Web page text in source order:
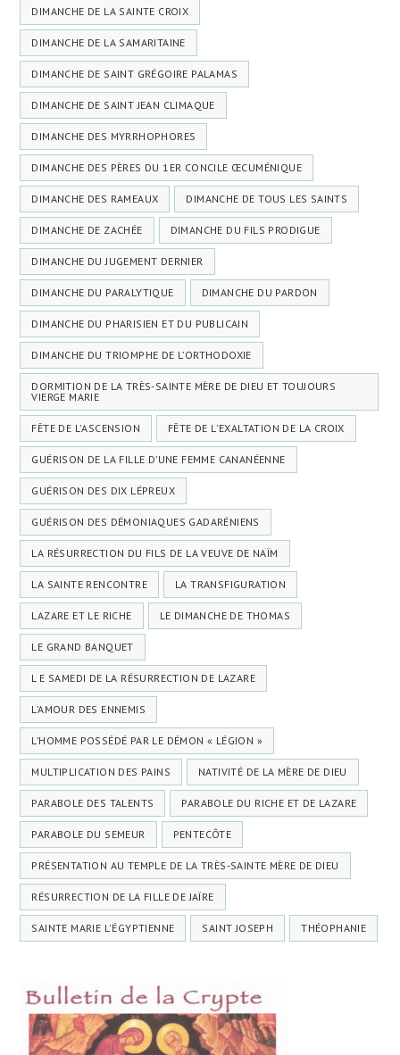
DIMANCHE DE LA SAINTE CROIX
DIMANCHE DE LA SAMARITAINE
DIMANCHE DE SAINT GRÉGOIRE PALAMAS
DIMANCHE DE SAINT JEAN CLIMAQUE
DIMANCHE DES MYRRHOPHORES
DIMANCHE DES PÈRES DU 1ER CONCILE ŒCUMÉNIQUE
DIMANCHE DES RAMEAUX DIMANCHE DE TOUS LES SAINTS
DIMANCHE DE ZACHÉE DIMANCHE DU FILS PRODIGUE
DIMANCHE DU JUGEMENT DERNIER
DIMANCHE DU PARALYTIQUE DIMANCHE DU PARDON
DIMANCHE DU PHARISIEN ET DU PUBLICAIN
DIMANCHE DU TRIOMPHE DE L’ORTHODOXIE
DORMITION DE LA TRÈS-SAINTE MÈRE DE DIEU ET TOUJOURS
VIERGE MARIE
FÊTE DE L'ASCENSION FÊTE DE L'EXALTATION DE LA CROIX
GUÉRISON DE LA FILLE D’UNE FEMME CANANÉENNE
GUÉRISON DES DIX LÉPREUX
GUÉRISON DES DÉMONIAQUES GADARÉNIENS
LA RÉSURRECTION DU FILS DE LA VEUVE DE NAÏM
LA SAINTE RENCONTRE LA TRANSFIGURATION
LAZARE ET LE RICHE LE DIMANCHE DE THOMAS
LE GRAND BANQUET
L E SAMEDI DE LA RÉSURRECTION DE LAZARE
L’AMOUR DES ENNEMIS
L’HOMME POSSÉDÉ PAR LE DÉMON « LÉGION »
MULTIPLICATION DES PAINS NATIVITÉ DE LA MÈRE DE DIEU
PARABOLE DES TALENTS PARABOLE DU RICHE ET DE LAZARE
PARABOLE DU SEMEUR PENTECÔTE
PRÉSENTATION AU TEMPLE DE LA TRÈS-SAINTE MÈRE DE DIEU
RÉSURRECTION DE LA FILLE DE JAÏRE
SAINTE MARIE L'ÉGYPTIENNE SAINT JOSEPH THÉOPHANIE